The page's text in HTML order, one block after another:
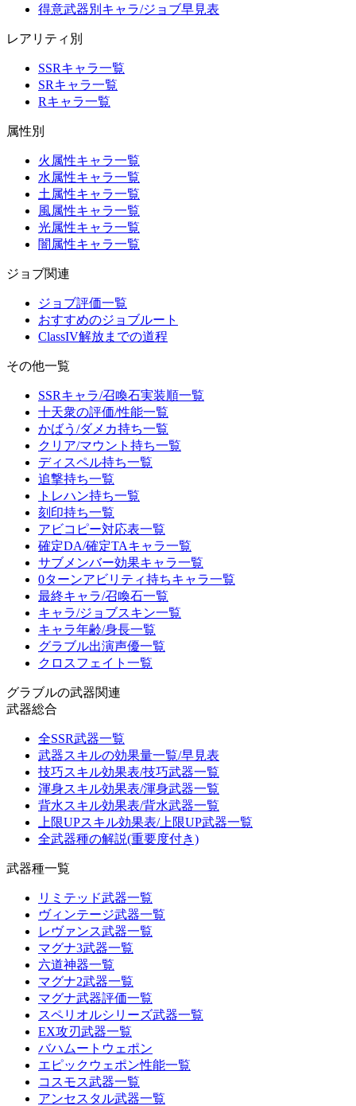
得意武器別キャラ/ジョブ早見表
レアリティ別
SSRキャラ一覧
SRキャラ一覧
Rキャラ一覧
属性別
火属性キャラ一覧
水属性キャラ一覧
土属性キャラ一覧
風属性キャラ一覧
光属性キャラ一覧
闇属性キャラ一覧
ジョブ関連
ジョブ評価一覧
おすすめのジョブルート
ClassIV解放までの道程
その他一覧
SSRキャラ/召喚石実装順一覧
十天衆の評価/性能一覧
かばう/ダメカ持ち一覧
クリア/マウント持ち一覧
ディスペル持ち一覧
追撃持ち一覧
トレハン持ち一覧
刻印持ち一覧
アビコピー対応表一覧
確定DA/確定TAキャラ一覧
サブメンバー効果キャラ一覧
0ターンアビリティ持ちキャラ一覧
最終キャラ/召喚石一覧
キャラ/ジョブスキン一覧
キャラ年齢/身長一覧
グラブル出演声優一覧
クロスフェイト一覧
グラブルの武器関連
武器総合
全SSR武器一覧
武器スキルの効果量一覧/早見表
技巧スキル効果表/技巧武器一覧
渾身スキル効果表/渾身武器一覧
背水スキル効果表/背水武器一覧
上限UPスキル効果表/上限UP武器一覧
全武器種の解説(重要度付き)
武器種一覧
リミテッド武器一覧
ヴィンテージ武器一覧
レヴァンス武器一覧
マグナ3武器一覧
六道神器一覧
マグナ2武器一覧
マグナ武器評価一覧
スペリオルシリーズ武器一覧
EX攻刃武器一覧
バハムートウェポン
エピックウェポン性能一覧
コスモス武器一覧
アンセスタル武器一覧